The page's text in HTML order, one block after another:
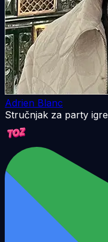
Adrien Blanc
Stručnjak za party igre